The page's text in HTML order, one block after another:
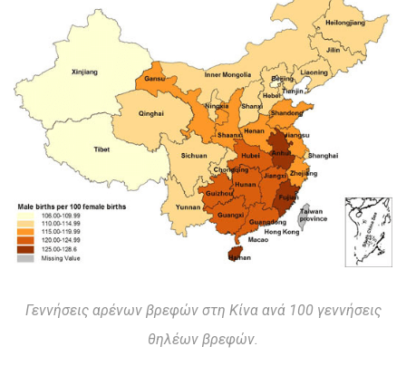
Γεννήσεις αρένων βρεφών στη Κίνα ανά 100 γεννήσεις
θηλέων βρεφών.